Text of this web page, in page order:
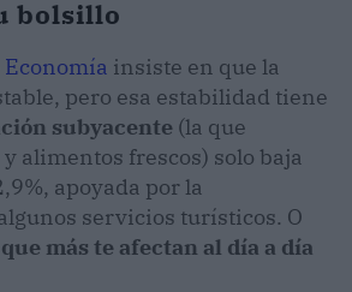
bolsillo
Economía insiste en que la
pero esa estabilidad tiene
subyacente (la que
alimentos frescos) solo baja
apoyada por la
servicios turísticos. O
más te afectan al día a día